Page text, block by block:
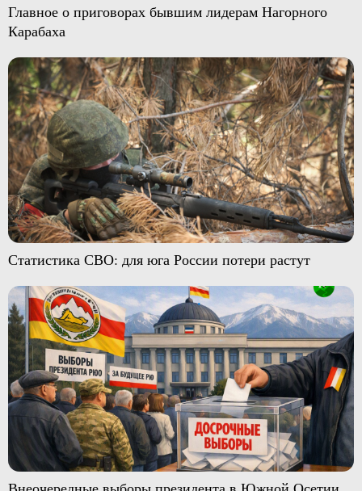
Главное о приговорах бывшим лидерам Нагорного
Карабаха
Статистика СВО: для юга России потери растут